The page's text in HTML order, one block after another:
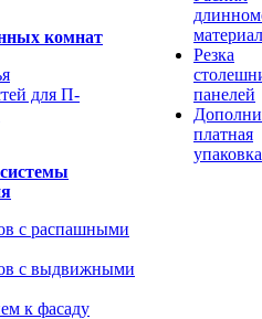
комнат
для П-
с распашными
с выдвижными
к фасаду
Резка
панелей
платная
упаковка